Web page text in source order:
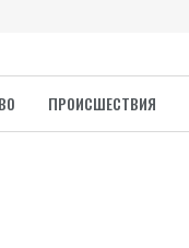
ПРОИСШЕСТВИЯ